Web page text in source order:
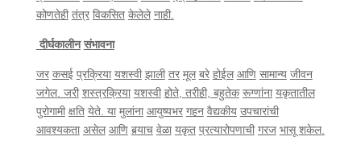
कोणतेही तंत्र विकसित केलेले नाही.
दीर्घकालीन संभावना
जर कसई प्रक्रिया यशस्वी झाली तर मूल बरे होईल आणि सामान्य जीवन
जगेल. जरी शस्त्रक्रिया यशस्वी होते, तरीही, बहुतेक रूग्णांना यकृतातील
पुरोगामी क्षति येते. या मुलांना आयुष्यभर गहन वैद्यकीय उपचारांची
आवश्यकता असेल आणि बर्याच वेळा यकृत प्रत्यारोपणाची गरज भासू शकेल.